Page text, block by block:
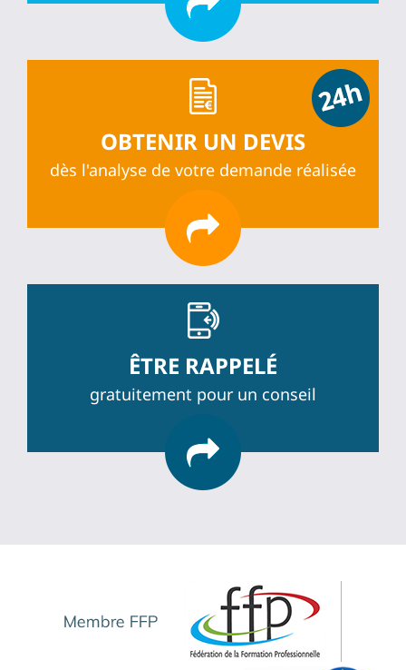
OBTENIR UN DEVIS
dès l'analyse de votre demande réalisée
ÊTRE RAPPELÉ
gratuitement pour un conseil